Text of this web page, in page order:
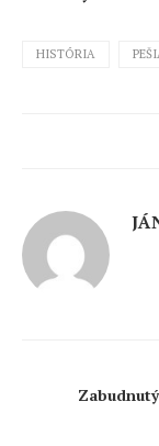
HISTÓRIA